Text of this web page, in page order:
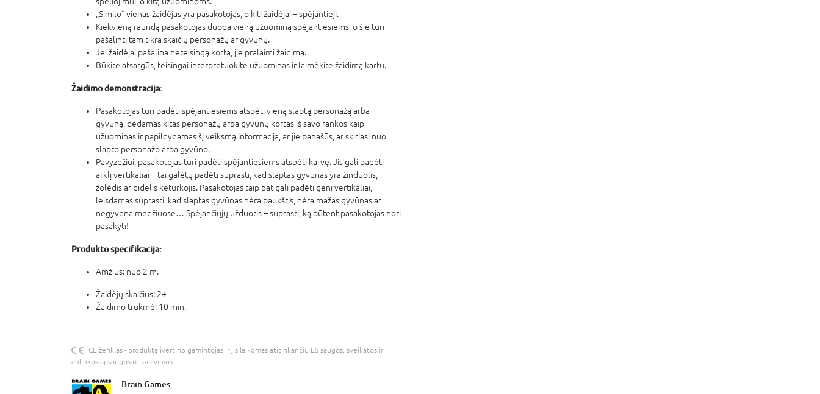
„Similo“ vienas žaidėjas yra pasakotojas, o kiti žaidėjai – spėjantieji.
Kiekvieną raundą pasakotojas duoda vieną užuominą spėjantiesiems, o šie turi
pašalinti tam tikrą skaičių personažų ar gyvūnų.
Jei žaidėjai pašalina neteisingą kortą, jie pralaimi žaidimą.
Būkite atsargūs, teisingai interpretuokite užuominas ir laimėkite žaidimą kartu.
Žaidimo demonstracija:
Pasakotojas turi padėti spėjantiesiems atspėti vieną slaptą personažą arba
gyvūną, dėdamas kitas personažų arba gyvūnų kortas iš savo rankos kaip
užuominas ir papildydamas šį veiksmą informacija, ar jie panašūs, ar skiriasi nuo
slapto personažo arba gyvūno.
Pavyzdžiui, pasakotojas turi padėti spėjantiesiems atspėti karvę. Jis gali padėti
arklįvertikaliai – tai galėtų padėti suprasti, kad slaptas gyvūnas yra žinduolis,
žolėdis ar didelis keturkojis. Pasakotojas taip pat gali padėti genį vertikaliai,
leisdamas suprasti, kad slaptas gyvūnas nėra paukštis, nėra mažas gyvūnas ar
negyvena medžiuose… Spėjančiųjų užduotis – suprasti, ką būtent pasakotojas nori
pasakyti!
Produkto specifikacija:
Amžius: nuo 2 m.
Žaidėjų skaičius: 2+
Žaidimo trukmė: 10 min.
CE ženklas - produktą įvertino gamintojas ir jis laikomas atitinkančiu ES saugos, sveikatos ir
aplinkos apsaugos reikalavimus.
Brain Games